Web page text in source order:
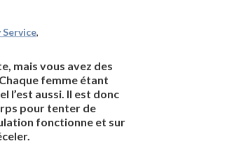
Service,
mais vous avez des
femme étant
l’est aussi. Il est donc
pour tenter de
fonctionne et sur